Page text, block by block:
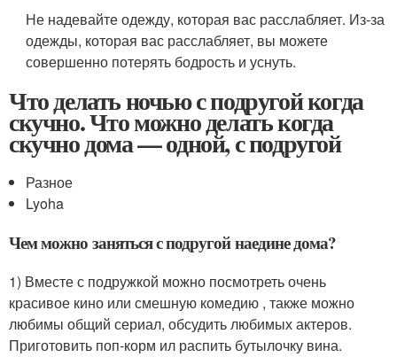
Не надевайте одежду, которая вас расслабляет. Из-за
одежды, которая вас расслабляет, вы можете
совершенно потерять бодрость и уснуть.
Что делать ночью с подругой когда
скучно. Что можно делать когда
скучно дома — одной, с подругой
Разное
Lyoha
Чем можно заняться с подругой наедине дома?
1) Вместе с подружкой можно посмотреть очень
красивое кино или смешную комедию , также можно
любимы общий сериал, обсудить любимых актеров.
Приготовить поп-корм ил распить бутылочку вина.